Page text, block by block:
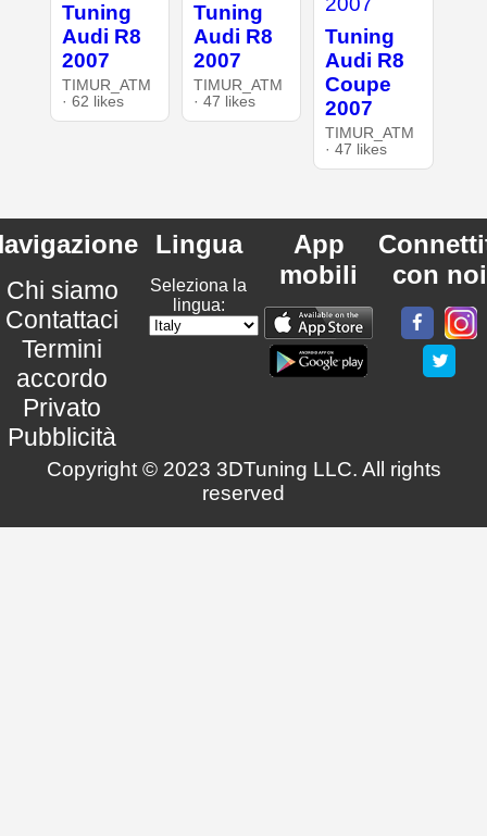
Tuning
Audi R8
2007
TIMUR_ATM
· 62 likes
Tuning
Audi R8
2007
TIMUR_ATM
· 47 likes
Tuning
Audi R8
Coupe
2007
TIMUR_ATM
· 47 likes
Chi siamo
Contattaci
Termini
accordo
Privato
Pubblicità
Lingua
Seleziona la
lingua:
App
mobili
con noi
Copyright © 2023 3DTuning LLC. All rights
reserved